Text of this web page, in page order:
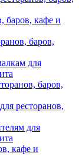
баров, кафе и
баров,
для
баров,
ресторанов,
для
кафе и